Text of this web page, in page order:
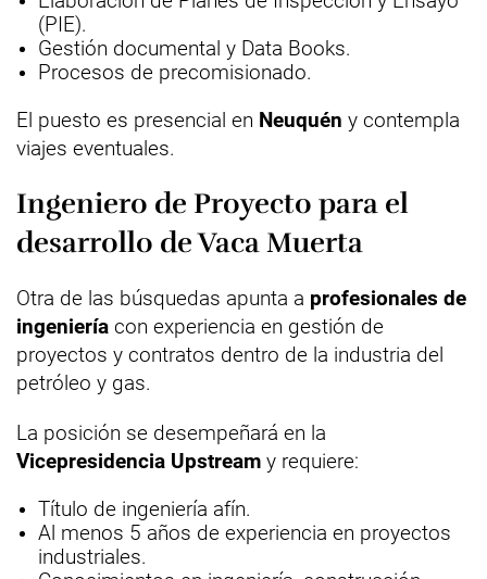
(PIE).
Gestión documental y Data Books.
Procesos de precomisionado.
El puesto es presencial en Neuquén y contempla
viajes eventuales.
Ingeniero de Proyecto para el
desarrollo de Vaca Muerta
Otra de las búsquedas apunta a profesionales de
ingeniería con experiencia en gestión de
proyectos y contratos dentro de la industria del
petróleo y gas.
La posición se desempeñará en la
Vicepresidencia Upstream y requiere:
Título de ingeniería afín.
Al menos 5 años de experiencia en proyectos
industriales.